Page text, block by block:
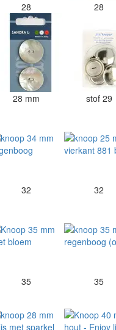
28 28
28 mm stof 29
32 32
35 35